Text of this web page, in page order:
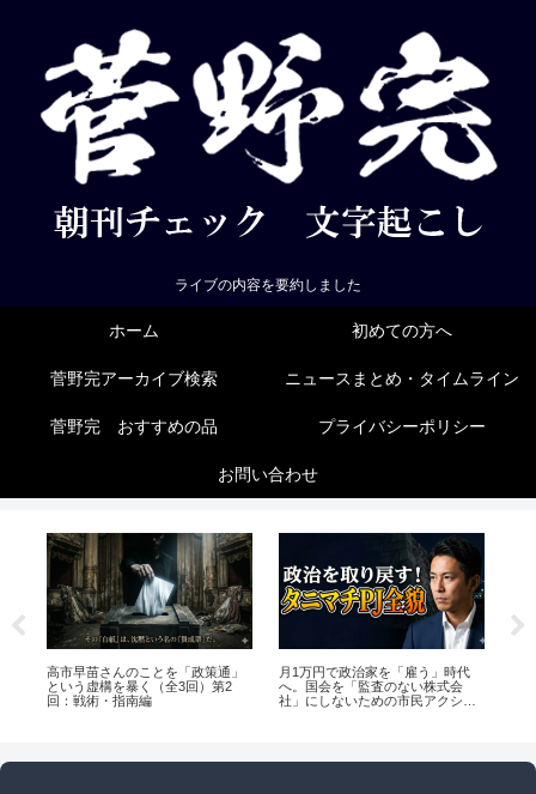
ライブの内容を要約しました
ホーム 初めての方へ
菅野完アーカイブ検索 ニュースまとめ・タイムライン
菅野完 おすすめの品 プライバシーポリシー
お問い合わせ
高市早苗さんのことを「政策通」
という虚構を暴く（全3回）第2
回：戦術・指南編
月1万円で政治家を「雇う」時代
へ。国会を「監査のない株式会
社」にしないための市民アクショ